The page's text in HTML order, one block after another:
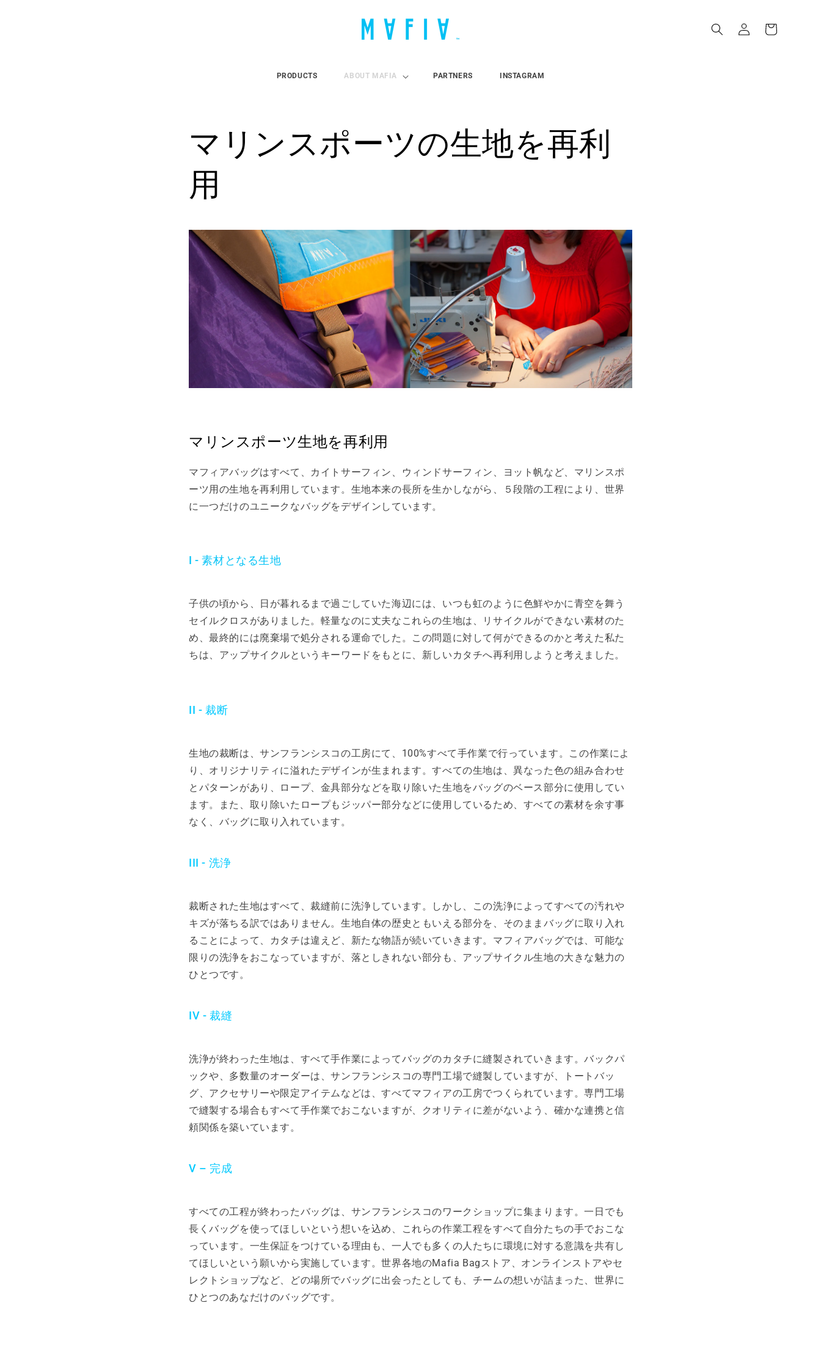
PRODUCTS ABOUT MAFIA PARTNERS INSTAGRAM
イ
ー
マリンスポーツの生地を再利
用
マリンスポーツ生地を再利用
マフィアバッグはすべて、カイトサーフィン、ウィンドサーフィン、ヨット帆など、マリンスポ
ーツ用の生地を再利用しています。生地本来の長所を生かしながら、５段階の工程により、世界
に一つだけのユニークなバッグをデザインしています。
I - 素材となる生地
子供の頃から、日が暮れるまで過ごしていた海辺には、いつも虹のように色鮮やかに青空を舞う
セイルクロスがありました。軽量なのに丈夫なこれらの生地は、リサイクルができない素材のた
め、最終的には廃棄場で処分される運命でした。この問題に対して何ができるのかと考えた私た
ちは、アップサイクルというキーワードをもとに、新しいカタチへ再利用しようと考えました。
II - 裁断
生地の裁断は、サンフランシスコの工房にて、100%すべて手作業で行っています。この作業によ
り、オリジナリティに溢れたデザインが生まれます。すべての生地は、異なった色の組み合わせ
とパターンがあり、ロープ、金具部分などを取り除いた生地をバッグのベース部分に使用してい
ます。また、取り除いたロープもジッパー部分などに使用しているため、すべての素材を余す事
なく、バッグに取り入れています。
III - 洗浄
裁断された生地はすべて、裁縫前に洗浄しています。しかし、この洗浄によってすべての汚れや
キズが落ちる訳ではありません。生地自体の歴史ともいえる部分を、そのままバッグに取り入れ
ることによって、カタチは違えど、新たな物語が続いていきます。マフィアバッグでは、可能な
限りの洗浄をおこなっていますが、落としきれない部分も、アップサイクル生地の大きな魅力の
ひとつです。
IV - 裁縫
洗浄が終わった生地は、すべて手作業によってバッグのカタチに縫製されていきます。バックパ
ックや、多数量のオーダーは、サンフランシスコの専門工場で縫製していますが、トートバッ
グ、アクセサリーや限定アイテムなどは、すべてマフィアの工房でつくられています。専門工場
で縫製する場合もすべて手作業でおこないますが、クオリティに差がないよう、確かな連携と信
頼関係を築いています。
V – 完成
すべての工程が終わったバッグは、サンフランシスコのワークショップに集まります。一日でも
長くバッグを使ってほしいという想いを込め、これらの作業工程をすべて自分たちの手でおこな
っています。一生保証をつけている理由も、一人でも多くの人たちに環境に対する意識を共有し
てほしいという願いから実施しています。世界各地のMafia Bagストア、オンラインストアやセ
レクトショップなど、どの場所でバッグに出会ったとしても、チームの想いが詰まった、世界に
ひとつのあなだけのバッグです。